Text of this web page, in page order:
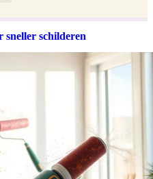
sneller schilderen